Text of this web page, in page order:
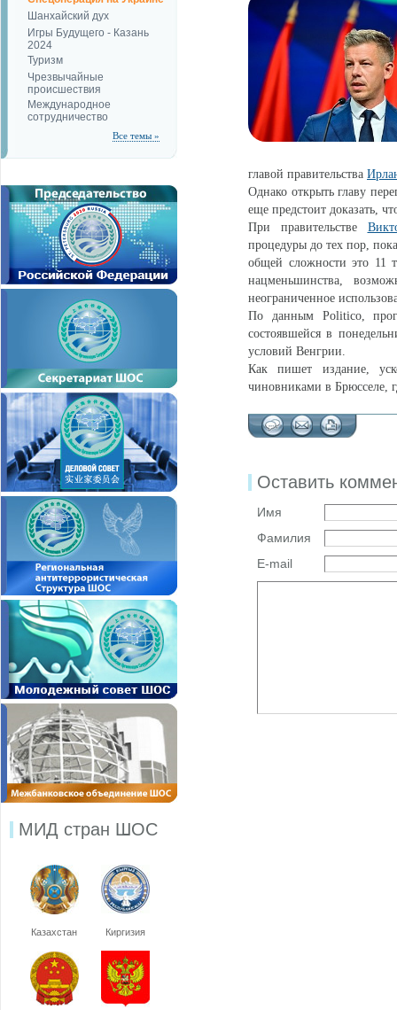
Шанхайский дух
Игры Будущего - Казань
2024
Туризм
Чрезвычайные
происшествия
Международное
сотрудничество
Все темы »
МИД стран ШОС
Казахстан Киргизия
главой правительства
Однако открыть главу
еще предстоит доказать,
При правительстве
процедуры до тех пор,
общей сложности это 11
нацменьшинства,
неограниченное
По данным Politico,
состоявшейся в
условий Венгрии.
Как пишет издание,
чиновниками в Брюсселе,
Оставить
Имя
Фамилия
E-mail